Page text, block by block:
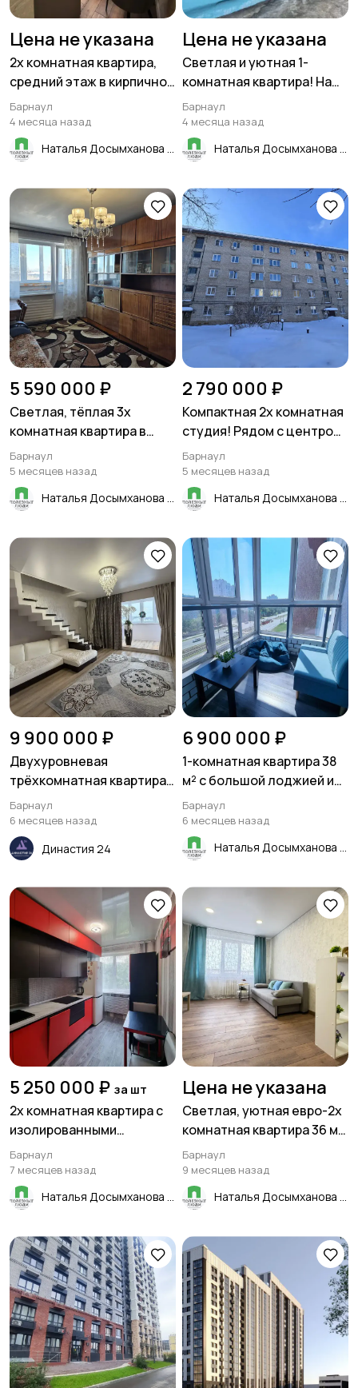
Цена не указана
2х комнатная квартира,
средний этаж в кирпичном
доме, 44 м² в центре
Барнаула!
Барнаул
4 месяца назад
Наталья Досымханова
Цена не указана
Светлая и уютная 1-
комнатная квартира! На
втором, удобном этаже! В
тёплом кирпичном доме!
Барнаул
4 месяца назад
Наталья Досымханова
5 590 000 ₽
Светлая, тёплая 3х
комнатная квартира в
Барнауле! В отличном
месте - район Огней!
Барнаул
5 месяцев назад
Наталья Досымханова
2 790 000 ₽
Компактная 2х комнатная
студия! Рядом с центром!
В теплом, кирпичном
доме! Барнаул
Барнаул
5 месяцев назад
Наталья Досымханова
9 900 000 ₽
Двухуровневая
трёхкомнатная квартира
77,4 м² в Барнауле
Барнаул
6 месяцев назад
Династия 24
6 900 000 ₽
1-комнатная квартира 38
м² с большой лоджией и
гардеробной! В
кирпичном доме на
среднем этаже!
Барнаул
6 месяцев назад
Наталья Досымханова
5 250 000 ₽ за шт
2х комнатная квартира с
изолированными
комнатами! В центре
Сулимы, в 9-этажном
доме!
Барнаул
7 месяцев назад
Наталья Досымханова
Цена не указана
Светлая, уютная евро-2х
комнатная квартира 36 м²
в Барнауле, Суворова 12 к
1
Барнаул
9 месяцев назад
Наталья Досымханова